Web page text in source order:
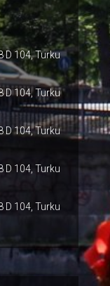
D 104, Turku
D 104, Turku
D 104, Turku
D 104, Turku
D 104, Turku